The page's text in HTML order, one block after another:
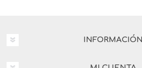
INFORMACIÓN